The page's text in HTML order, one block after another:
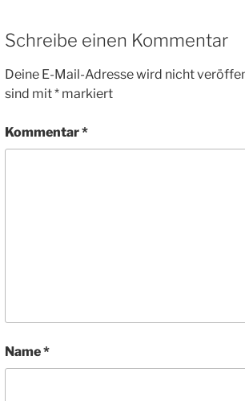
Schreibe einen Kommentar
Deine E-Mail-Adresse wird nicht
sind mit* markiert
Kommentar*
Name*